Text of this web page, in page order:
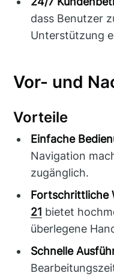
dass Benutzer
Unterstützung
Vor- und
Vorteile
Einfache
Navigation
zugänglich.
Fortschrittliche
21 bietet
überlegene
Schnelle